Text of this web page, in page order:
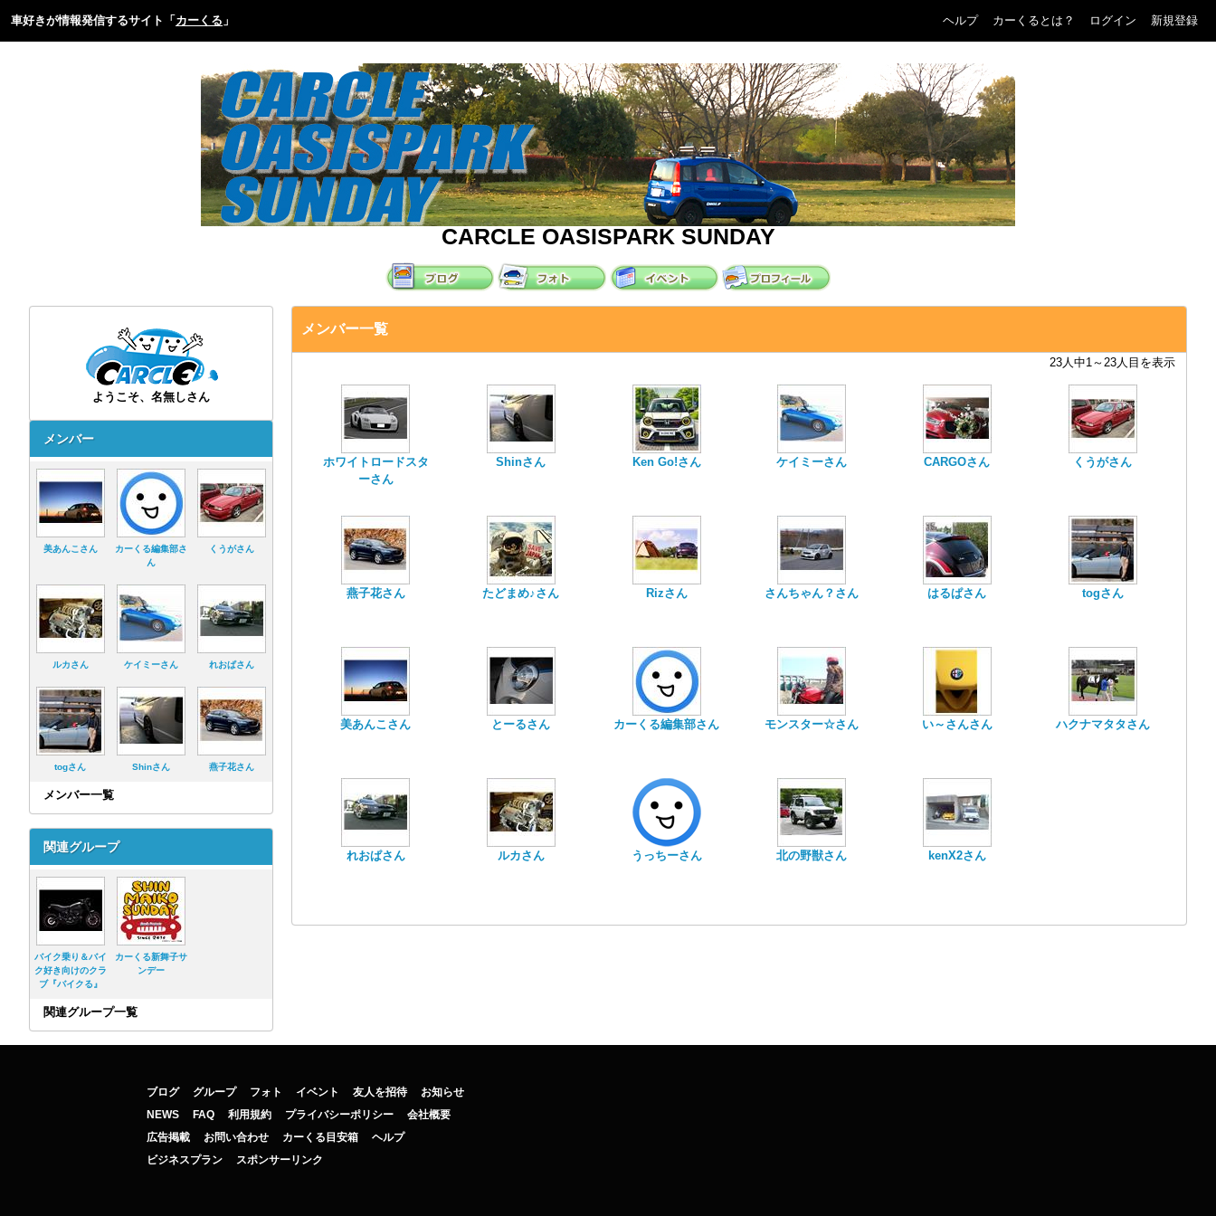
車好きが情報発信するサイト「 カーくる 」 ヘルプ カーくるとは？ ログイン 新規登録
CARCLE OASISPARK SUNDAY
ようこそ、名無しさん
メンバー
美あんこさん
カーくる編集部さ
ん
くうがさん
ルカさん ケイミーさん れおぱさん
togさん Shinさん 燕子花さん
メンバー一覧
関連グループ
バイク乗り＆バイ
ク好き向けのクラ
ブ『バイクる』
カーくる新舞子サ
ンデー
関連グループ一覧
メンバー一覧
23人中1～23人目を表示
ホワイトロードスタ
ーさん
Shinさん Ken Go!さん ケイミーさん CARGOさん くうがさん
燕子花さん たどまめ♪さん Rizさん さんちゃん？さん はるぱさん togさん
美あんこさん とーるさん カーくる編集部さん モンスター☆さん い～さんさん ハクナマタタさん
れおぱさん ルカさん うっちーさん 北の野獣さん kenX2さん
ブログ グループ フォト イベント 友人を招待
お知らせ
NEWS
FAQ 利用規約 プライバシーポリシー
会社概要
広告掲載
お問い合わせ カーくる目安箱
ヘルプ
ビジネスプラン
スポンサーリンク